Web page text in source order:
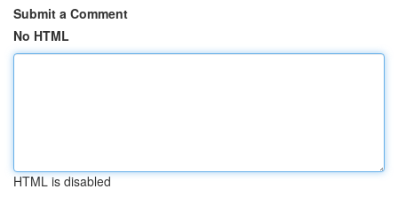
Submit a Comment
No HTML
HTML is disabled